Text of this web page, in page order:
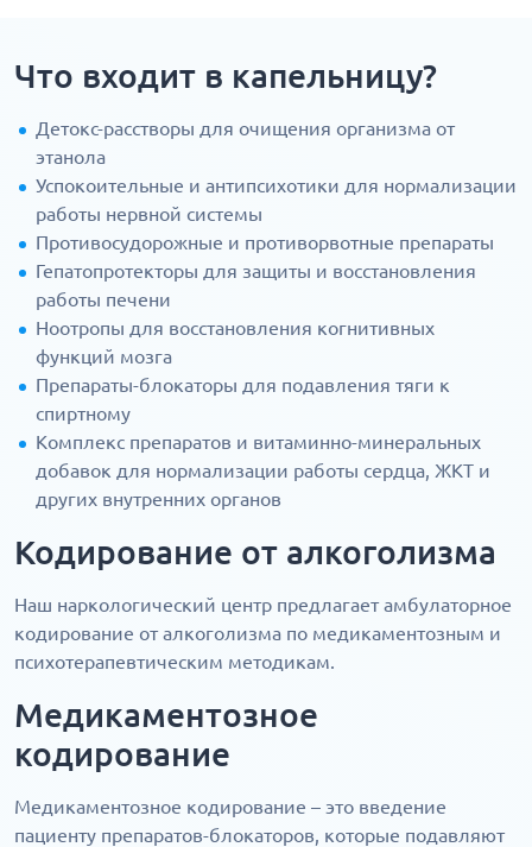
Что входит в капельницу?
Детокс-расстворы для очищения организма от
этанола
Успокоительные и антипсихотики для нормализации
работы нервной системы
Противосудорожные и противорвотные препараты
Гепатопротекторы для защиты и восстановления
работы печени
Ноотропы для восстановления когнитивных
функций мозга
Препараты-блокаторы для подавления тяги к
спиртному
Комплекс препаратов и витаминно-минеральных
добавок для нормализации работы сердца, ЖКТ и
других внутренних органов
Кодирование от алкоголизма
Наш наркологический центр предлагает амбулаторное
кодирование от алкоголизма по медикаментозным и
психотерапевтическим методикам.
Медикаментозное
кодирование
Медикаментозное кодирование – это введение
пациенту препаратов-блокаторов, которые подавляют